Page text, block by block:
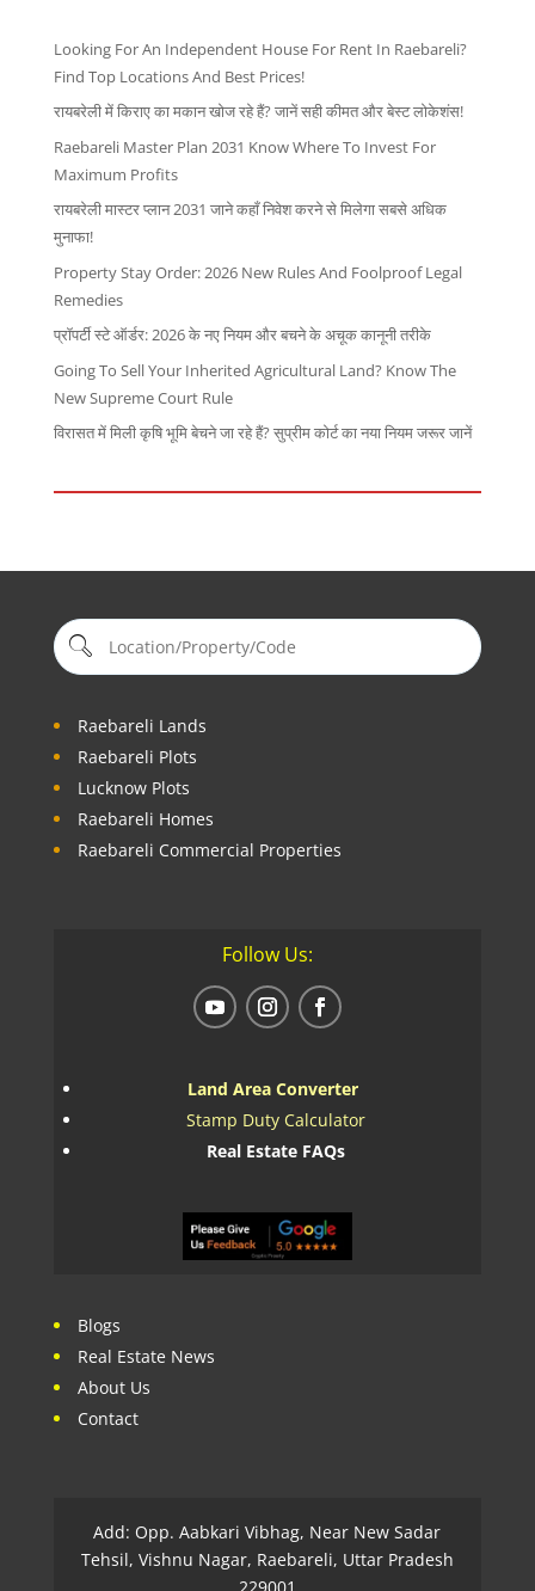
Looking For An Independent House For Rent In Raebareli?
Find Top Locations And Best Prices!
रायबरेली में किराए का मकान खोज रहे हैं? जानें सही कीमत और बेस्ट लोकेशंस!
Raebareli Master Plan 2031 Know Where To Invest For
Maximum Profits
रायबरेली मास्टर प्लान 2031 जाने कहाँ निवेश करने से मिलेगा सबसे अधिक
मुनाफा!
Property Stay Order: 2026 New Rules And Foolproof Legal
Remedies
प्रॉपर्टी स्टे ऑर्डर: 2026 के नए नियम और बचने के अचूक कानूनी तरीके
Going To Sell Your Inherited Agricultural Land? Know The
New Supreme Court Rule
विरासत में मिली कृषि भूमि बेचने जा रहे हैं? सुप्रीम कोर्ट का नया नियम जरूर जानें
Raebareli Lands
Raebareli Plots
Lucknow Plots
Raebareli Homes
Raebareli Commercial Properties
Follow Us:
Land Area Converter
Stamp Duty Calculator
Real Estate FAQs
Blogs
Real Estate News
About Us
Contact
Add: Opp. Aabkari Vibhag, Near New Sadar
Tehsil, Vishnu Nagar, Raebareli, Uttar Pradesh